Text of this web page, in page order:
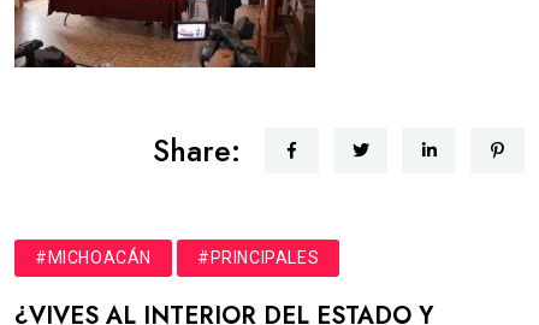
Share:
#MICHOACÁN #PRINCIPALES
¿VIVES AL INTERIOR DEL ESTADO Y